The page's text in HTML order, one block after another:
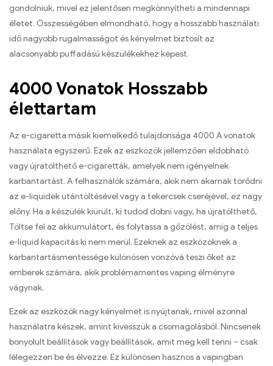
gondolniuk, mivel ez jelentősen megkönnyítheti a mindennapi
életet. Összességében elmondható, hogy a hosszabb használati
idő nagyobb rugalmasságot és kényelmet biztosít az
alacsonyabb puffadású készülékekhez képest.
4000 Vonatok Hosszabb
élettartam
Az e-cigaretta másik kiemelkedő tulajdonsága 4000 A vonatok
használata egyszerű. Ezek az eszközök jellemzően eldobható
vagy újratölthető e-cigaretták, amelyek nem igényelnek
karbantartást. A felhasználók számára, akik nem akarnak törődni
az e-liquidek utántöltésével vagy a tekercsek cseréjével, ez nagy
előny. Ha a készülék kiürült, ki tudod dobni vagy, ha újratölthető,
Töltse fel az akkumulátort, és folytassa a gőzölést, amíg a teljes
e-liquid kapacitás ki nem merül. Ezeknek az eszközöknek a
karbantartásmentessége különösen vonzóvá teszi őket az
emberek számára, akik problémamentes vaping élményre
vágynak.
Ezek az eszközök nagy kényelmet is nyújtanak, mivel azonnal
használatra készek, amint kivesszük a csomagolásból. Nincsenek
bonyolult beállítások vagy beállítások, amit meg kell tenni – csak
lélegezzen be és élvezze. Ez különösen hasznos a vapingban